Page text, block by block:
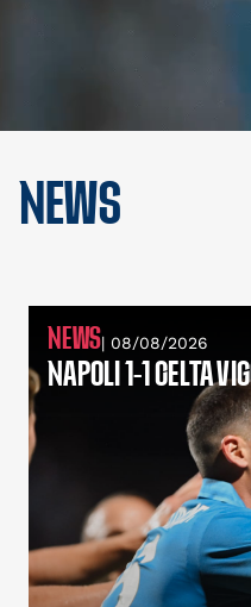
NEWS
NEWS| 08/08/2026
NAPOLI 1-1 CELTA